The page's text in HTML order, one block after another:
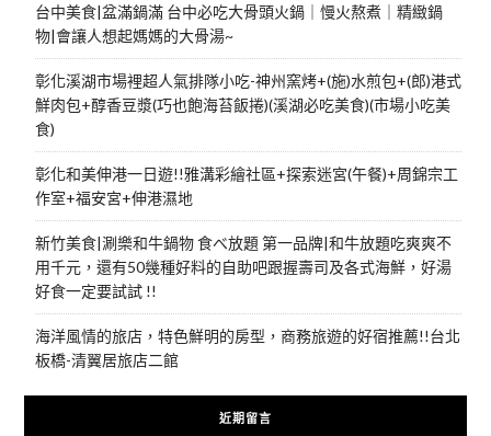
台中美食|盆滿鍋滿 台中必吃大骨頭火鍋｜慢火熬煮｜精緻鍋
物|會讓人想起媽媽的大骨湯~
彰化溪湖市場裡超人氣排隊小吃-神州窯烤+(施)水煎包+(郎)港式
鮮肉包+醇香豆漿(巧也飽海苔飯捲)(溪湖必吃美食)(市場小吃美
食)
彰化和美伸港一日遊!!雅溝彩繪社區+探索迷宮(午餐)+周錦宗工
作室+福安宮+伸港濕地
新竹美食|涮樂和牛鍋物 食べ放題 第一品牌|和牛放題吃爽爽不
用千元，還有50幾種好料的自助吧跟握壽司及各式海鮮，好湯
好食一定要試試 !!
海洋風情的旅店，特色鮮明的房型，商務旅遊的好宿推薦!!台北
板橋-清翼居旅店二館
近期留言